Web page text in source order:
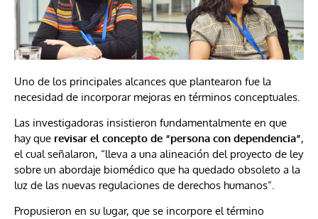
Uno de los principales alcances que plantearon fue la
necesidad de incorporar mejoras en términos conceptuales.
Las investigadoras insistieron fundamentalmente en que
hay que revisar el concepto de “persona con dependencia”,
el cual señalaron, “lleva a una alineación del proyecto de ley
sobre un abordaje biomédico que ha quedado obsoleto a la
luz de las nuevas regulaciones de derechos humanos”.
Propusieron en su lugar, que se incorpore el término